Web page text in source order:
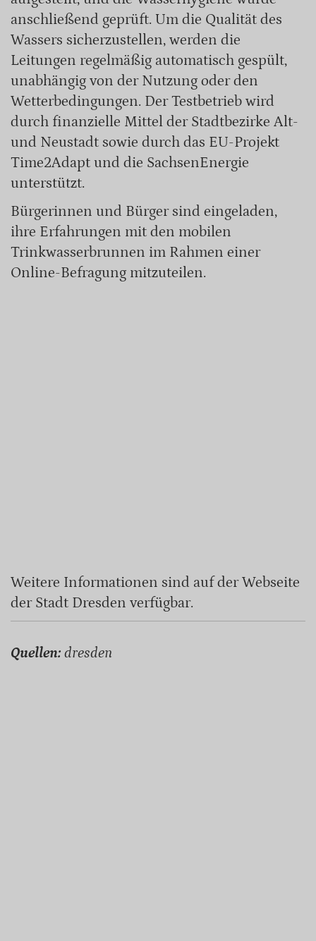
anschließend geprüft. Um die Qualität des
Wassers sicherzustellen, werden die
Leitungen regelmäßig automatisch gespült,
unabhängig von der Nutzung oder den
Wetterbedingungen. Der Testbetrieb wird
durch finanzielle Mittel der Stadtbezirke Alt-
und Neustadt sowie durch das EU-Projekt
Time2Adapt und die SachsenEnergie
unterstützt.
Bürgerinnen und Bürger sind eingeladen,
ihre Erfahrungen mit den mobilen
Trinkwasserbrunnen im Rahmen einer
Online-Befragung mitzuteilen.
Weitere Informationen sind auf der Webseite
der Stadt Dresden verfügbar.
Quellen: dresden